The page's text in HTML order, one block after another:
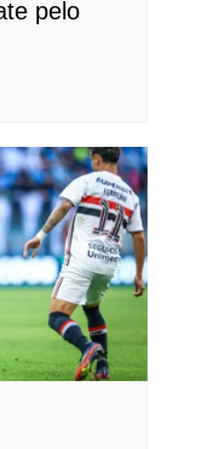
pelo